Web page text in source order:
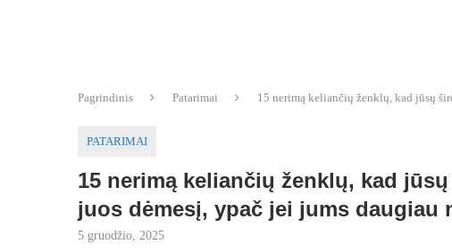
Pagrindinis Patarimai 15 nerimą keliančių ženklų, kad jūsų
PATARIMAI
15 nerimą keliančių ženklų, kad
juos dėmesį, ypač jei jums daugiau
5 gruodžio, 2025